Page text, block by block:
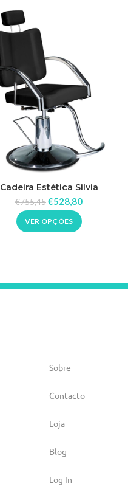
Cadeira Estética Silvia
€755,45€528,80
VER OPÇÕES
Sobre
Contacto
Loja
Blog
Log In